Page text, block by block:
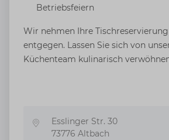
Betriebsfeiern
Wir nehmen Ihre
entgegen. Lassen Sie sich von
Küchenteam kulinarisch
AdresseEsslinger Str. 30
73776 Altbach